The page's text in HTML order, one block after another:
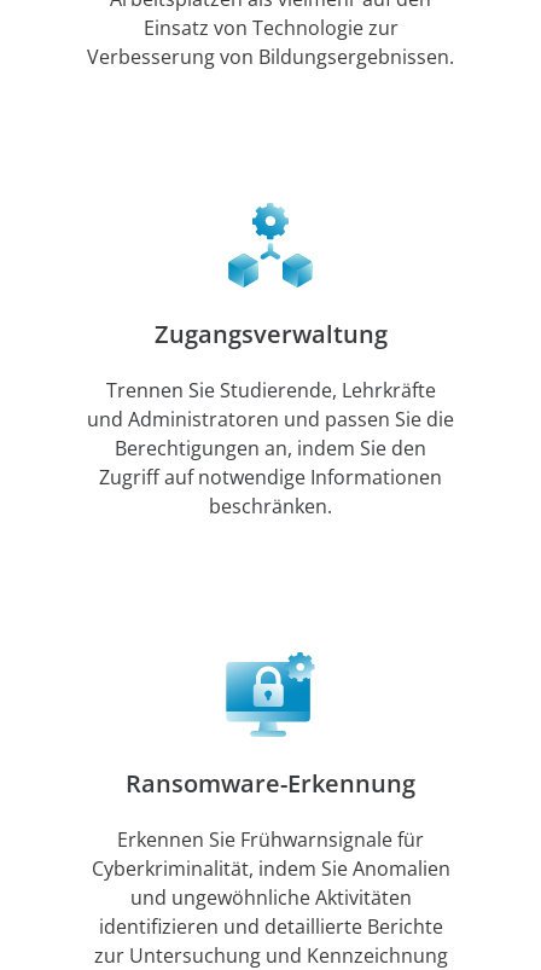
Einsatz von Technologie zur
Verbesserung von Bildungsergebnissen.
Zugangsverwaltung
Trennen Sie Studierende, Lehrkräfte
und Administratoren und passen Sie die
Berechtigungen an, indem Sie den
Zugriff auf notwendige Informationen
beschränken.
Ransomware-Erkennung
Erkennen Sie Frühwarnsignale für
Cyberkriminalität, indem Sie Anomalien
und ungewöhnliche Aktivitäten
identifizieren und detaillierte Berichte
zur Untersuchung und Kennzeichnung